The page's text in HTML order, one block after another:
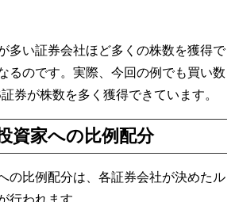
多い証券会社ほど多くの株数を獲得で
るのです。実際、今回の例でも買い数
券が株数を多く獲得できています。
資家への比例配分
の比例配分は、各証券会社が決めたル
行われます。